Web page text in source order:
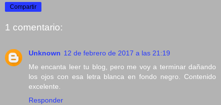
Compartir
1 comentario:
Unknown 12 de febrero de 2017 a las 21:19
Me encanta leer tu blog, pero me voy a terminar dañando
los ojos con esa letra blanca en fondo negro. Contenido
excelente.
Responder